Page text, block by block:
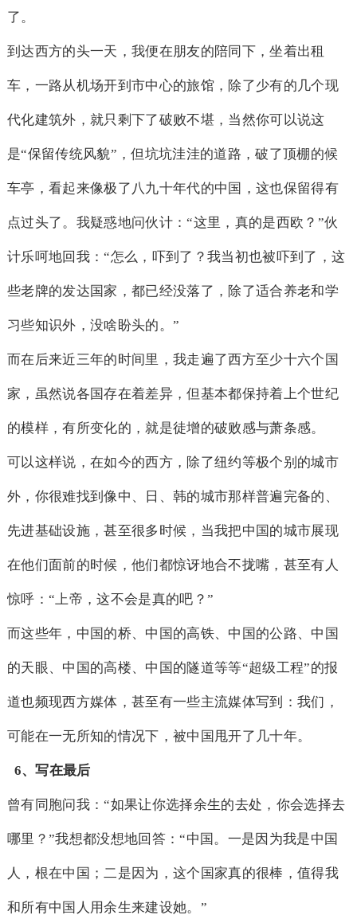
了。
到达西方的头一天，我便在朋友的陪同下，坐着出租
车，一路从机场开到市中心的旅馆，除了少有的几个现
代化建筑外，就只剩下了破败不堪，当然你可以说这
是“保留传统风貌”，但坑坑洼洼的道路，破了顶棚的候
车亭，看起来像极了八九十年代的中国，这也保留得有
点过头了。我疑惑地问伙计：“这里，真的是西欧？”伙
计乐呵地回我：“怎么，吓到了？我当初也被吓到了，这
些老牌的发达国家，都已经没落了，除了适合养老和学
习些知识外，没啥盼头的。”
而在后来近三年的时间里，我走遍了西方至少十六个国
家，虽然说各国存在着差异，但基本都保持着上个世纪
的模样，有所变化的，就是徒增的破败感与萧条感。
可以这样说，在如今的西方，除了纽约等极个别的城市
外，你很难找到像中、日、韩的城市那样普遍完备的、
先进基础设施，甚至很多时候，当我把中国的城市展现
在他们面前的时候，他们都惊讶地合不拢嘴，甚至有人
惊呼：“上帝，这不会是真的吧？”
而这些年，中国的桥、中国的高铁、中国的公路、中国
的天眼、中国的高楼、中国的隧道等等“超级工程”的报
道也频现西方媒体，甚至有一些主流媒体写到：我们，
可能在一无所知的情况下，被中国甩开了几十年。
6、写在最后
曾有同胞问我：“如果让你选择余生的去处，你会选择去
哪里？”我想都没想地回答：“中国。一是因为我是中国
人，根在中国；二是因为，这个国家真的很棒，值得我
和所有中国人用余生来建设她。”